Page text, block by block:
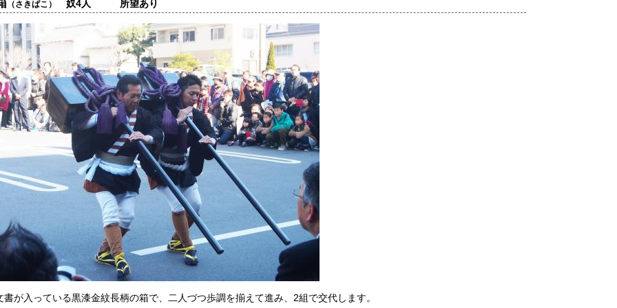
（さきばこ） 奴4人 所望あり
書が入っている黒漆金紋長柄の箱で、二人づつ歩調を揃えて進み、2組で交代します。